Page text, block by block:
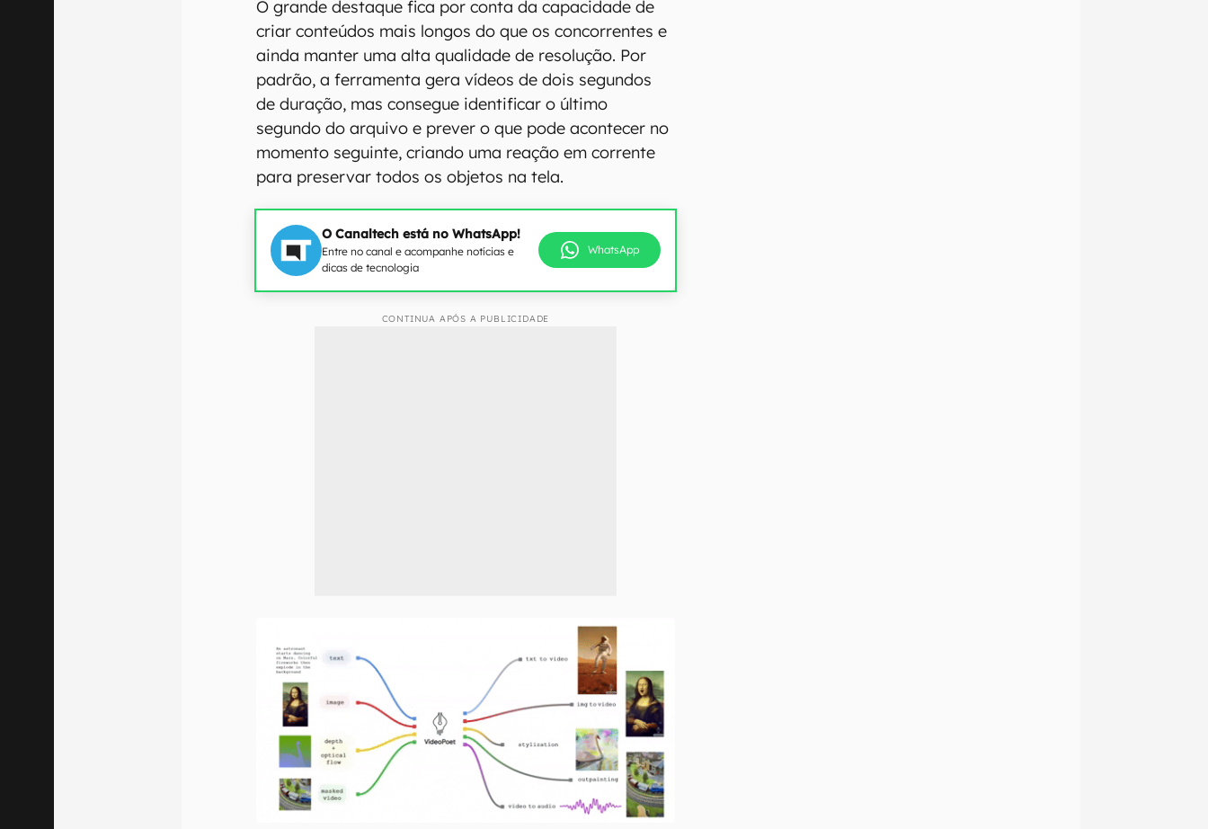
O grande destaque fica por conta da capacidade de
criar conteúdos mais longos do que os concorrentes e
ainda manter uma alta qualidade de resolução. Por
padrão, a ferramenta gera vídeos de dois segundos
de duração, mas consegue identificar o último
segundo do arquivo e prever o que pode acontecer no
momento seguinte, criando uma reação em corrente
para preservar todos os objetos na tela.
O Canaltech está no WhatsApp!
Entre no canal e acompanhe notícias e
dicas de tecnologia
WhatsApp
CONTINUA APÓS A PUBLICIDADE